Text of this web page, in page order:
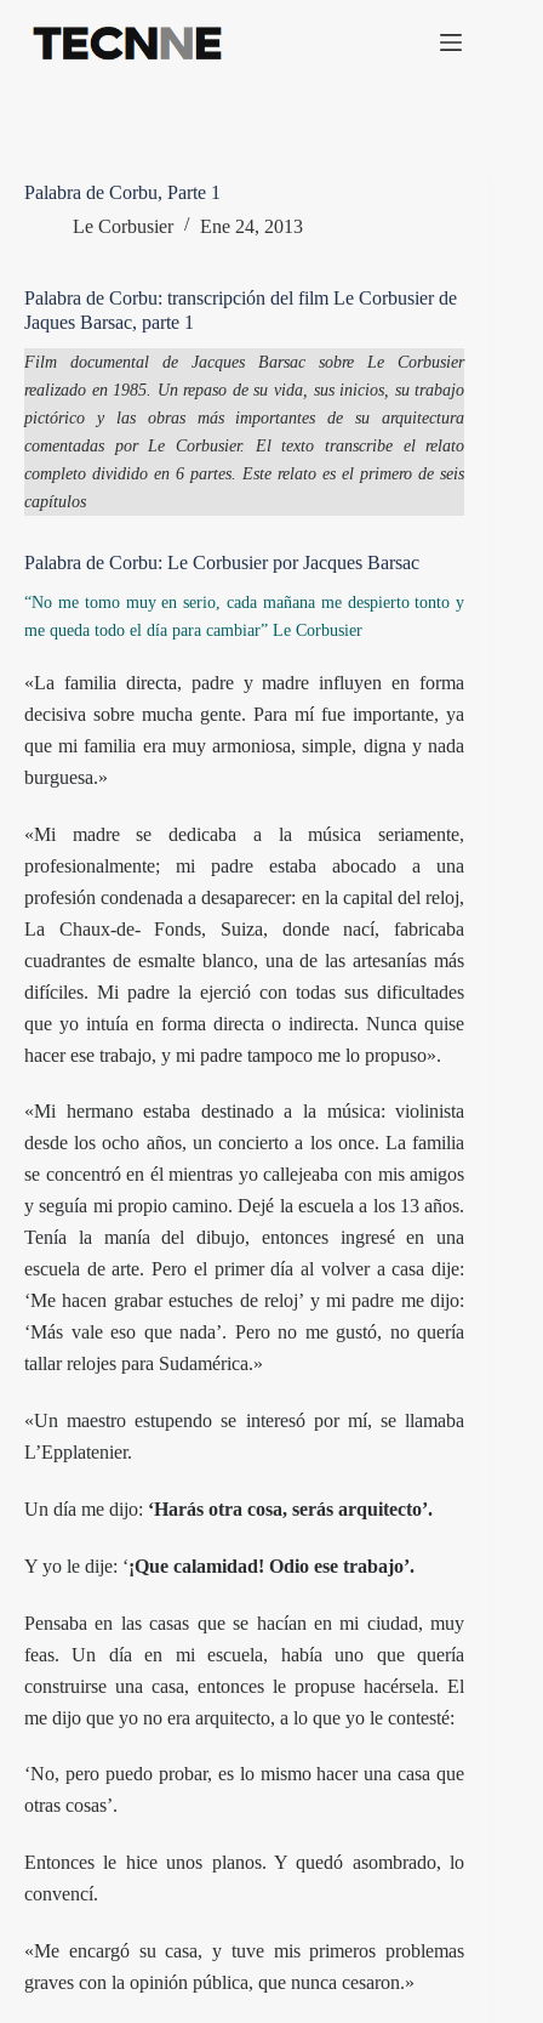
contenido
Palabra de Corbu, Parte 1
Le Corbusier
Ene 24, 2013
Palabra de Corbu: transcripción del film Le Corbusier de
Jaques Barsac, parte 1
Film documental de Jacques Barsac sobre Le Corbusier
realizado en 1985. Un repaso de su vida, sus inicios, su trabajo
pictórico y las obras más importantes de su arquitectura
comentadas por Le Corbusier. El texto transcribe el relato
completo dividido en 6 partes. Este relato es el primero de seis
capítulos
Palabra de Corbu: Le Corbusier por Jacques Barsac
“No me tomo muy en serio, cada mañana me despierto tonto y
me queda todo el día para cambiar” Le Corbusier
«La familia directa, padre y madre influyen en forma
decisiva sobre mucha gente. Para mí fue importante, ya
que mi familia era muy armoniosa, simple, digna y nada
burguesa.»
«Mi madre se dedicaba a la música seriamente,
profesionalmente; mi padre estaba abocado a una
profesión condenada a desaparecer: en la capital del reloj,
La Chaux-de- Fonds, Suiza, donde nací, fabricaba
cuadrantes de esmalte blanco, una de las artesanías más
difíciles. Mi padre la ejerció con todas sus dificultades
que yo intuía en forma directa o indirecta. Nunca quise
hacer ese trabajo, y mi padre tampoco me lo propuso».
«Mi hermano estaba destinado a la música: violinista
desde los ocho años, un concierto a los once. La familia
se concentró en él mientras yo callejeaba con mis amigos
y seguía mi propio camino. Dejé la escuela a los 13 años.
Tenía la manía del dibujo, entonces ingresé en una
escuela de arte. Pero el primer día al volver a casa dije:
‘Me hacen grabar estuches de reloj’ y mi padre me dijo:
‘Más vale eso que nada’. Pero no me gustó, no quería
tallar relojes para Sudamérica.»
«Un maestro estupendo se interesó por mí, se llamaba
L’Epplatenier.
Un día me dijo: ‘Harás otra cosa, serás arquitecto’.
Y yo le dije: ‘¡Que calamidad! Odio ese trabajo’.
Pensaba en las casas que se hacían en mi ciudad, muy
feas. Un día en mi escuela, había uno que quería
construirse una casa, entonces le propuse hacérsela. El
me dijo que yo no era arquitecto, a lo que yo le contesté:
‘No, pero puedo probar, es lo mismo hacer una casa que
otras cosas’.
Entonces le hice unos planos. Y quedó asombrado, lo
convencí.
«Me encargó su casa, y tuve mis primeros problemas
graves con la opinión pública, que nunca cesaron.»